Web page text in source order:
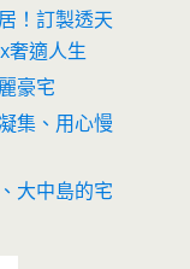
！訂製透天
奢適人生
豪宅
集、用心慢
大中島的宅